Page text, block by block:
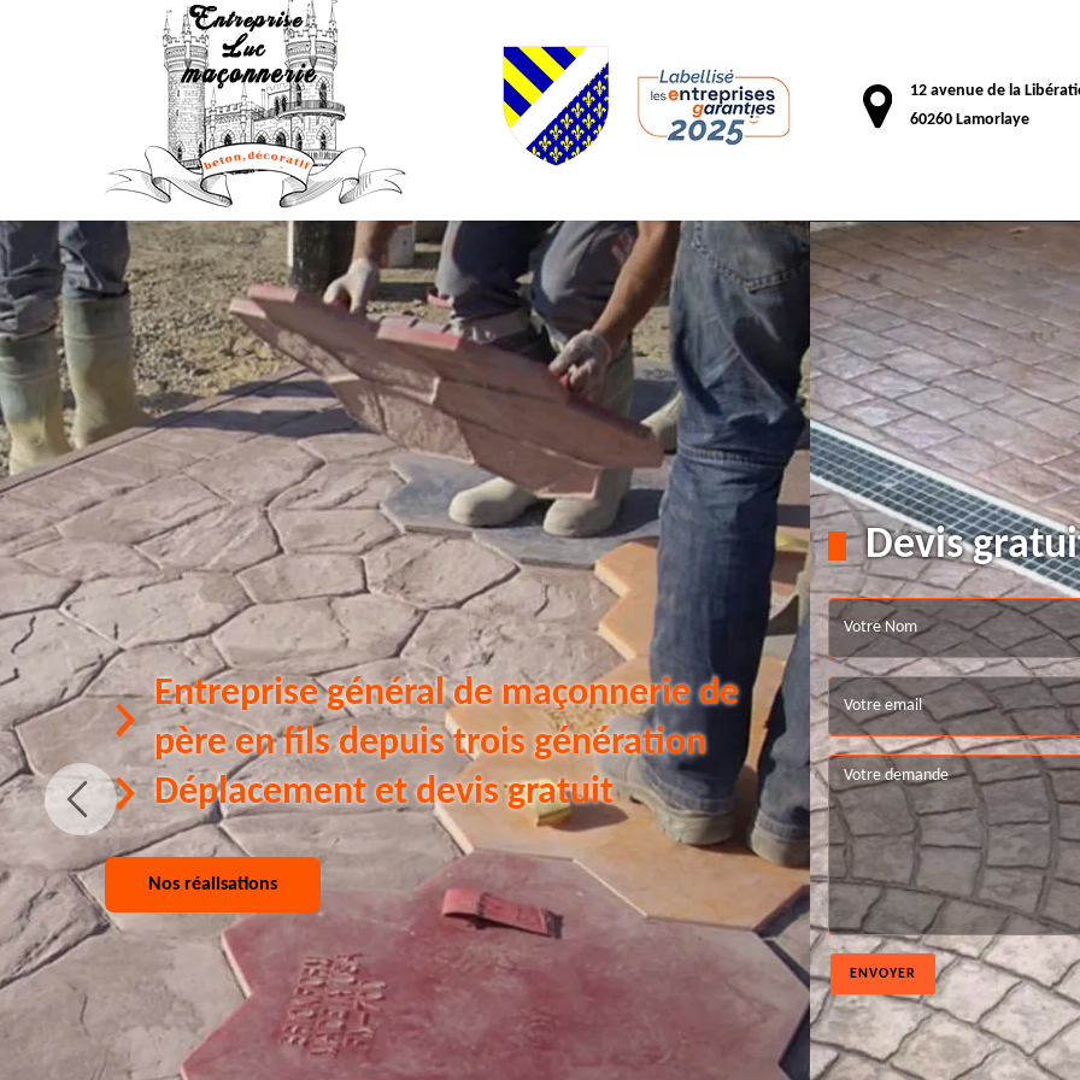
12 avenue de la
60260 Lamorlaye
Entreprise général de maçonnerie de
père en fils depuis trois génération
Déplacement et devis gratuit
Nos réalisations
Devis